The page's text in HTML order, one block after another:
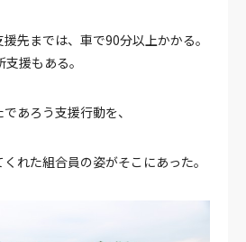
先までは、車で90分以上かかる。
援もある。
あろう支援行動を、
れた組合員の姿がそこにあった。